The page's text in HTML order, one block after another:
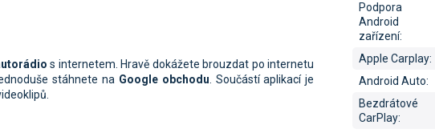
s internetem. Hravě dokážete brouzdat po internetu
stáhnete na Google obchodu. Součástí aplikací je
Podpora
Android
zařízení:
Apple Carplay:
Android Auto:
Bezdrátové
CarPlay: